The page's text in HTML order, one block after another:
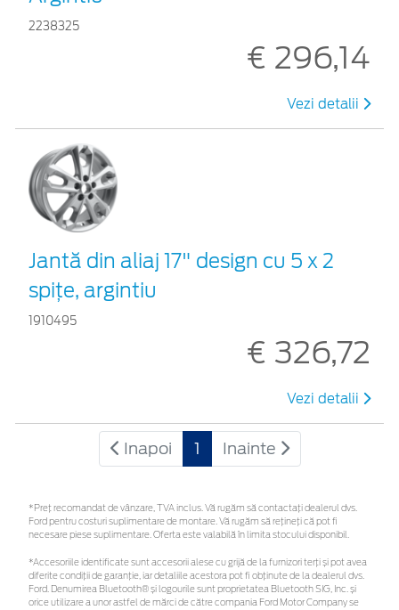
2238325
€ 296,14
Vezi detalii
Jantă din aliaj 17" design cu 5 x 2
spiţe, argintiu
1910495
€ 326,72
Vezi detalii
Inapoi 1 Inainte
*Preţ recomandat de vânzare, TVA inclus. Vă rugăm să contactaţi dealerul dvs.
Ford pentru costuri suplimentare de montare. Vă rugăm să rețineți că pot fi
necesare piese suplimentare. Oferta este valabilă în limita stocului disponibil.
*Accesoriile identificate sunt accesorii alese cu grijă de la furnizori terți și pot avea
diferite condiții de garanție, iar detaliile acestora pot fi obținute de la dealerul dvs.
Ford. Denumirea Bluetooth® și logourile sunt proprietatea Bluetooth SIG, Inc. și
orice utilizare a unor astfel de mărci de către compania Ford Motor Company se